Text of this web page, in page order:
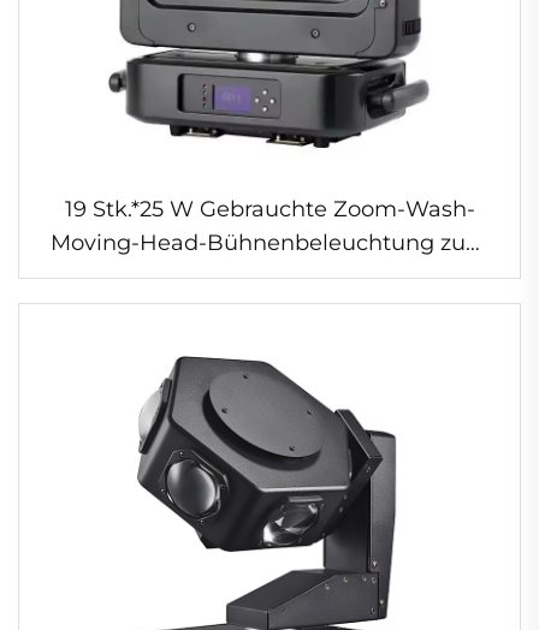
19 Stk.*25 W Gebrauchte Zoom-Wash-
Moving-Head-Bühnenbeleuchtung zum
Verkauf Dj Hochzeits-professionelles Licht